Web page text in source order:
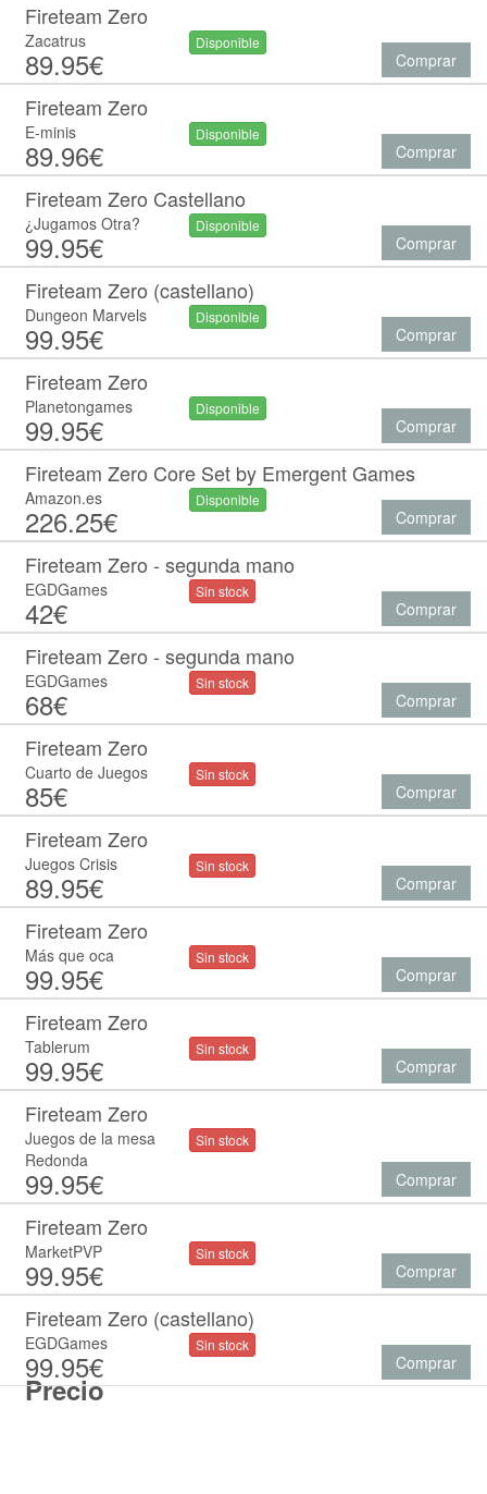
Precio
Fireteam Zero
Zacatrus
89.95€
Disponible
Comprar
Fireteam Zero
E-minis
89.96€
Disponible
Comprar
Fireteam Zero Castellano
¿Jugamos Otra?
99.95€
Disponible
Comprar
Fireteam Zero (castellano)
Dungeon Marvels
99.95€
Disponible
Comprar
Fireteam Zero
Planetongames
99.95€
Disponible
Comprar
Fireteam Zero Core Set by Emergent Games
Amazon.es
226.25€
Disponible
Comprar
Fireteam Zero - segunda mano
EGDGames
42€
Sin stock
Comprar
Fireteam Zero - segunda mano
EGDGames
68€
Sin stock
Comprar
Fireteam Zero
Cuarto de Juegos
85€
Sin stock
Comprar
Fireteam Zero
Juegos Crisis
89.95€
Sin stock
Comprar
Fireteam Zero
Más que oca
99.95€
Sin stock
Comprar
Fireteam Zero
Tablerum
99.95€
Sin stock
Comprar
Fireteam Zero
Juegos de la mesa
Redonda
99.95€
Sin stock
Comprar
Fireteam Zero
MarketPVP
99.95€
Sin stock
Comprar
Fireteam Zero (castellano)
EGDGames
99.95€
Sin stock
Comprar